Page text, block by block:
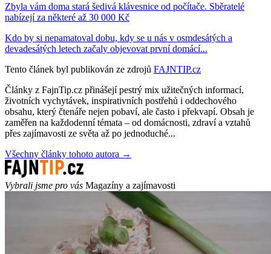
Zbyla vám doma stará šedivá klávesnice od počítače. Sběratelé
nabízejí za některé až 30 000 Kč
Kdo by si nepamatoval dobu, kdy se u nás v osmdesátých a
devadesátých letech začaly objevovat první domácí...
Tento článek byl publikován ze zdrojů FAJNTIP.cz
Články z FajnTip.cz přinášejí pestrý mix užitečných informací,
životních vychytávek, inspirativních postřehů i oddechového
obsahu, který čtenáře nejen pobaví, ale často i překvapí. Obsah je
zaměřen na každodenní témata – od domácnosti, zdraví a vztahů
přes zajímavosti ze světa až po jednoduché...
Všechny články tohoto autora →
Vybrali jsme pro vás Magazíny a zajímavosti